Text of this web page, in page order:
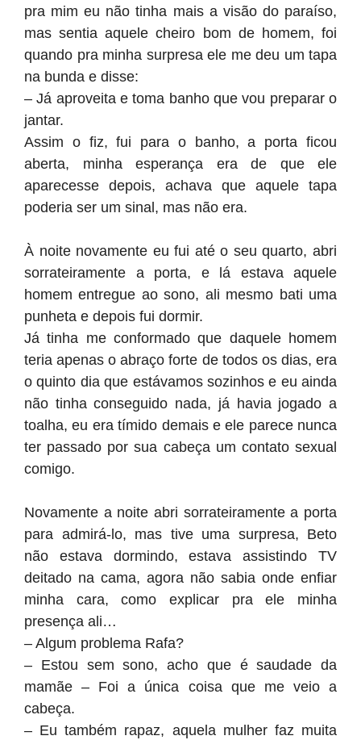
pra mim eu não tinha mais a visão do paraíso,
mas sentia aquele cheiro bom de homem, foi
quando pra minha surpresa ele me deu um tapa
na bunda e disse:
– Já aproveita e toma banho que vou preparar o
jantar.
Assim o fiz, fui para o banho, a porta ficou
aberta, minha esperança era de que ele
aparecesse depois, achava que aquele tapa
poderia ser um sinal, mas não era.
À noite novamente eu fui até o seu quarto, abri
sorrateiramente a porta, e lá estava aquele
homem entregue ao sono, ali mesmo bati uma
punheta e depois fui dormir.
Já tinha me conformado que daquele homem
teria apenas o abraço forte de todos os dias, era
o quinto dia que estávamos sozinhos e eu ainda
não tinha conseguido nada, já havia jogado a
toalha, eu era tímido demais e ele parece nunca
ter passado por sua cabeça um contato sexual
comigo.
Novamente a noite abri sorrateiramente a porta
para admirá-lo, mas tive uma surpresa, Beto
não estava dormindo, estava assistindo TV
deitado na cama, agora não sabia onde enfiar
minha cara, como explicar pra ele minha
presença ali…
– Algum problema Rafa?
– Estou sem sono, acho que é saudade da
mamãe – Foi a única coisa que me veio a
cabeça.
– Eu também rapaz, aquela mulher faz muita